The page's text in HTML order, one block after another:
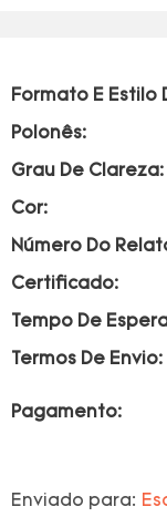
Formato E Estilo
Polonês:
Grau De Clareza:
Cor:
Número Do
Certificado:
Tempo De
Termos De Envio:
Pagamento:
Enviado para: